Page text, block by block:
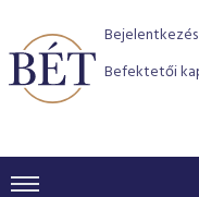
Bejelentkezés
Befektetői